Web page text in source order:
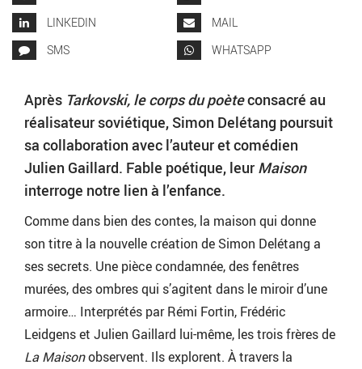
LINKEDIN
MAIL
SMS
WHATSAPP
Après Tarkovski, le corps du poèteconsacré au
réalisateur soviétique, Simon Delétang poursuit
sa collaboration avec l’auteur et comédien
Julien Gaillard. Fable poétique, leur Maison
interroge notre lien à l’enfance.
Comme dans bien des contes, la maison qui donne
son titre à la nouvelle création de Simon Delétang a
ses secrets. Une pièce condamnée, des fenêtres
murées, des ombres qui s’agitent dans le miroir d’une
armoire… Interprétés par Rémi Fortin, Frédéric
Leidgens et Julien Gaillard lui-même, les trois frères de
La Maisonobservent. Ils explorent. À travers la